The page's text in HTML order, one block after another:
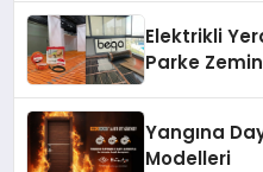
Elektrikli
Parke
Yangına
Modelleri